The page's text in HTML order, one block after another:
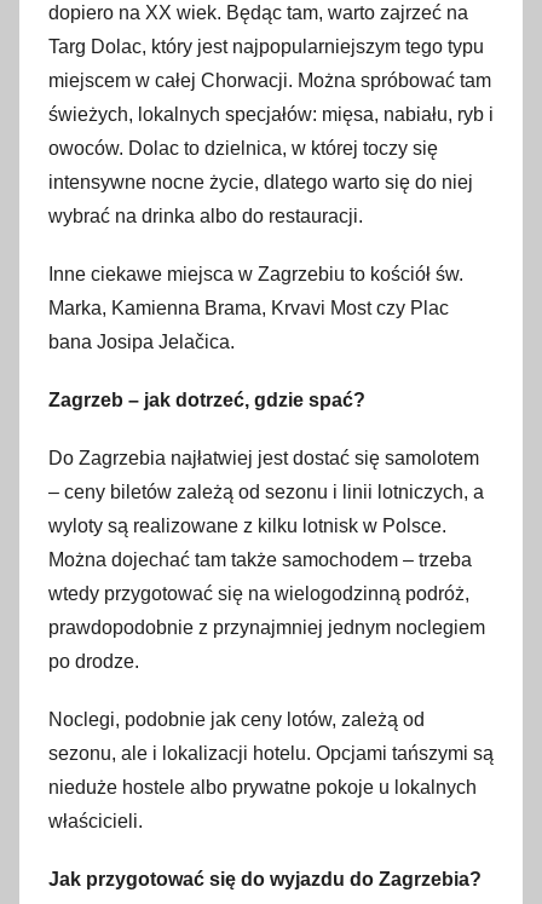
dopiero na XX wiek. Będąc tam, warto zajrzeć na
Targ Dolac, który jest najpopularniejszym tego typu
miejscem w całej Chorwacji. Można spróbować tam
świeżych, lokalnych specjałów: mięsa, nabiału, ryb i
owoców. Dolac to dzielnica, w której toczy się
intensywne nocne życie, dlatego warto się do niej
wybrać na drinka albo do restauracji.
Inne ciekawe miejsca w Zagrzebiu to kościół św.
Marka, Kamienna Brama, Krvavi Most czy Plac
bana Josipa Jelačica.
Zagrzeb – jak dotrzeć, gdzie spać?
Do Zagrzebia najłatwiej jest dostać się samolotem
– ceny biletów zależą od sezonu i linii lotniczych, a
wyloty są realizowane z kilku lotnisk w Polsce.
Można dojechać tam także samochodem – trzeba
wtedy przygotować się na wielogodzinną podróż,
prawdopodobnie z przynajmniej jednym noclegiem
po drodze.
Noclegi, podobnie jak ceny lotów, zależą od
sezonu, ale i lokalizacji hotelu. Opcjami tańszymi są
nieduże hostele albo prywatne pokoje u lokalnych
właścicieli.
Jak przygotować się do wyjazdu do Zagrzebia?